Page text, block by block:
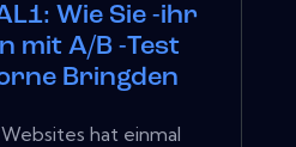
Wie Sie -ihr
mit A/B -Test
Bringden
hat einmal